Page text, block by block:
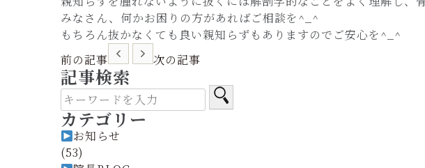
みなさん、何かお困りの方があればご相談を^_^
もちろん抜かなくても良い親知らずもありますのでご安心を^_^
前の記事
次の記事
記事検索
カテゴリー
お知らせ
(53)